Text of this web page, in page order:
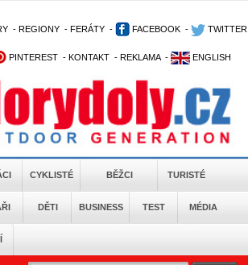
- REGIONY - FERÁTY - FACEBOOK - TWITTER
PINTEREST - KONTAKT - REKLAMA - ENGLISH
CYKLISTÉ BĚŽCI TURISTÉ
DĚTI BUSINESS TEST MÉDIA